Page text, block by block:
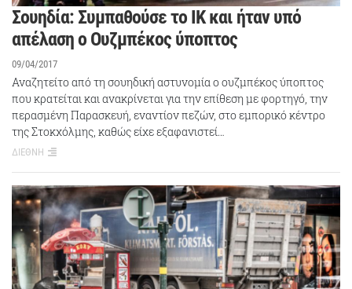
Σουηδία: Συμπαθούσε το ΙΚ και ήταν υπό
απέλαση ο Ουζμπέκος ύποπτος
09/04/2017
Αναζητείτο από τη σουηδική αστυνομία ο ουζμπέκος ύποπτος
που κρατείται και ανακρίνεται για την επίθεση με φορτηγό, την
περασμένη Παρασκευή, εναντίον πεζών, στο εμπορικό κέντρο
της Στοκχόλμης, καθώς είχε εξαφανιστεί…
ΔΙΕΘΝΗ